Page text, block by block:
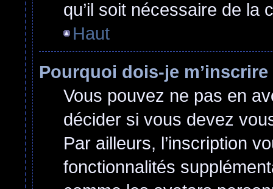
qu’il soit nécessaire de la
Haut
Pourquoi dois-je
Vous pouvez ne pas en
décider si vous devez
Par ailleurs, l’inscription
fonctionnalités